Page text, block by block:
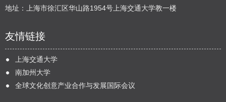
地址：上海市徐汇区华山路1954号上海交通大学教一楼
友情链接
上海交通大学
南加州大学
全球文化创意产业合作与发展国际会议